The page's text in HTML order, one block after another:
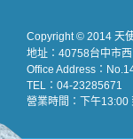
Copyright © 2014 天
地址：40758台中市
Office Address：
TEL：04-23285671
營業時間：下午13:00